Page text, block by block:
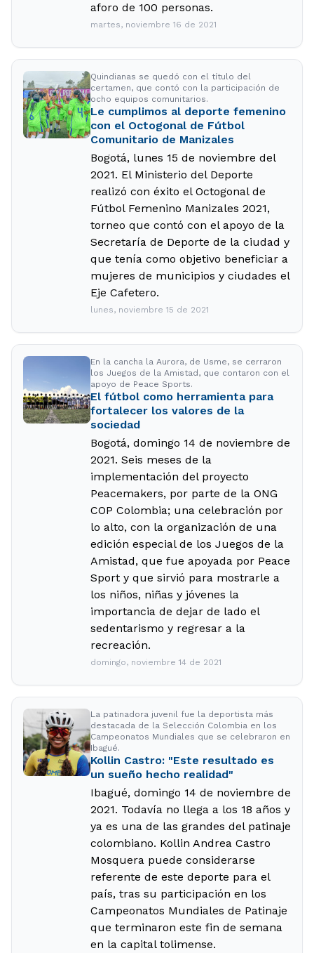
aforo de 100 personas.
martes, noviembre 16 de 2021
Quindianas se quedó con el título del
certamen, que contó con la participación de
ocho equipos comunitarios.
Le cumplimos al deporte femenino
con el Octogonal de Fútbol
Comunitario de Manizales
Bogotá, lunes 15 de noviembre del
2021. El Ministerio del Deporte
realizó con éxito el Octogonal de
Fútbol Femenino Manizales 2021,
torneo que contó con el apoyo de la
Secretaría de Deporte de la ciudad y
que tenía como objetivo beneficiar a
mujeres de municipios y ciudades el
Eje Cafetero.
lunes, noviembre 15 de 2021
En la cancha la Aurora, de Usme, se cerraron
los Juegos de la Amistad, que contaron con el
apoyo de Peace Sports.
El fútbol como herramienta para
fortalecer los valores de la
sociedad
Bogotá, domingo 14 de noviembre de
2021. Seis meses de la
implementación del proyecto
Peacemakers, por parte de la ONG
COP Colombia; una celebración por
lo alto, con la organización de una
edición especial de los Juegos de la
Amistad, que fue apoyada por Peace
Sport y que sirvió para mostrarle a
los niños, niñas y jóvenes la
importancia de dejar de lado el
sedentarismo y regresar a la
recreación.
domingo, noviembre 14 de 2021
La patinadora juvenil fue la deportista más
destacada de la Selección Colombia en los
Campeonatos Mundiales que se celebraron en
Ibagué.
Kollin Castro: "Este resultado es
un sueño hecho realidad"
Ibagué, domingo 14 de noviembre de
2021. Todavía no llega a los 18 años y
ya es una de las grandes del patinaje
colombiano. Kollin Andrea Castro
Mosquera puede considerarse
referente de este deporte para el
país, tras su participación en los
Campeonatos Mundiales de Patinaje
que terminaron este fin de semana
en la capital tolimense.